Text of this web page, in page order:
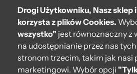
Pomoc
Moje O bag
Kontakt
Drogi Użytkowniku, Nasz
korzysta z plików Cookies.
wszystko" jest równoznaczny z
na udostępnianie przez nas
stronom trzecim, takim jak nasi
marketingowi. Wybór opcji